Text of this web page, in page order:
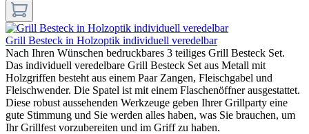
Grill Besteck in Holzoptik individuell veredelbar
Nach Ihren Wünschen bedruckbares 3 teiliges Grill Besteck Set.
Das individuell veredelbare Grill Besteck Set aus Metall mit
Holzgriffen besteht aus einem Paar Zangen, Fleischgabel und
Fleischwender. Die Spatel ist mit einem Flaschenöffner ausgestattet.
Diese robust aussehenden Werkzeuge geben Ihrer Grillparty eine
gute Stimmung und Sie werden alles haben, was Sie brauchen, um
Ihr Grillfest vorzubereiten und im Griff zu haben.